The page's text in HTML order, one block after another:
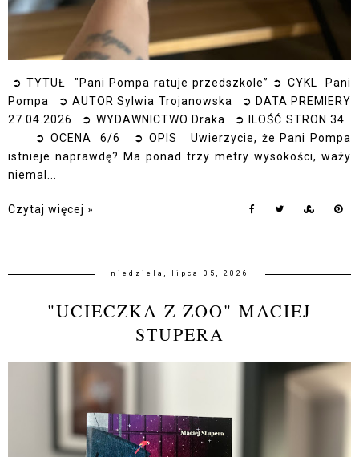
➲ TYTUŁ "Pani Pompa ratuje przedszkole” ➲ CYKL Pani
Pompa ➲ AUTOR Sylwia Trojanowska ➲ DATA PREMIERY
27.04.2026 ➲ WYDAWNICTWO Draka ➲ ILOŚĆ STRON 34
➲ OCENA 6/6 ➲ OPIS Uwierzycie, że Pani Pompa
istnieje naprawdę? Ma ponad trzy metry wysokości, waży
niemal...
Czytaj więcej »
niedziela, lipca 05, 2026
"UCIECZKA Z ZOO" MACIEJ
STUPERA